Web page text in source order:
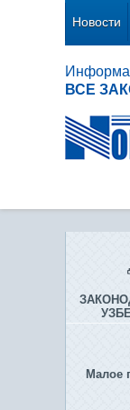
Новости
ВСЕ
Малое